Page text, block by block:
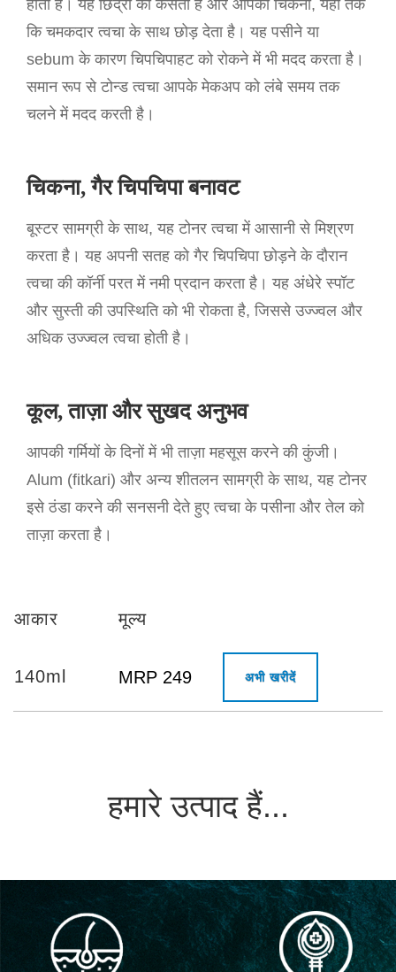
होता है। यह छिद्रों को कसता है और आपको चिकनी, यहां तक
कि चमकदार त्वचा के साथ छोड़ देता है। यह पसीने या
sebum के कारण चिपचिपाहट को रोकने में भी मदद करता है।
समान रूप से टोन्ड त्वचा आपके मेकअप को लंबे समय तक
चलने में मदद करती है।
चिकना, गैर चिपचिपा बनावट
बूस्टर सामग्री के साथ, यह टोनर त्वचा में आसानी से मिश्रण
करता है। यह अपनी सतह को गैर चिपचिपा छोड़ने के दौरान
त्वचा की कॉर्नी परत में नमी प्रदान करता है। यह अंधेरे स्पॉट
और सुस्ती की उपस्थिति को भी रोकता है, जिससे उज्ज्वल और
अधिक उज्ज्वल त्वचा होती है।
कूल, ताज़ा और सुखद अनुभव
आपकी गर्मियों के दिनों में भी ताज़ा महसूस करने की कुंजी।
Alum (fitkari) और अन्य शीतलन सामग्री के साथ, यह टोनर
इसे ठंडा करने की सनसनी देते हुए त्वचा के पसीना और तेल को
ताज़ा करता है।
आकार मूल्य
140ml MRP 249 अभी खरीदें
हमारे उत्पाद हैं...